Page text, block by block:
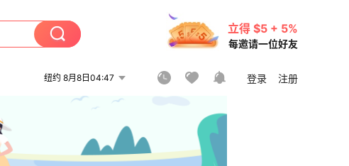
立得 $5 + 5%
每邀请一位好友
纽约 8月8日04:47 登录 注册